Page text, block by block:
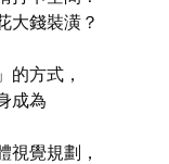
大錢裝潢？
的方式，
成為
視覺規劃，